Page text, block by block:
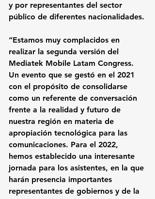
y por representantes del sector
público de diferentes nacionalidades.
“Estamos muy complacidos en
realizar la segunda versión del
Mediatek Mobile Latam Congress.
Un evento que se gestó en el 2021
con el propósito de consolidarse
como un referente de conversación
frente a la realidad y futuro de
nuestra región en materia de
apropiación tecnológica para las
comunicaciones. Para el 2022,
hemos establecido una interesante
jornada para los asistentes, en la que
harán presencia importantes
representantes de gobiernos y de la